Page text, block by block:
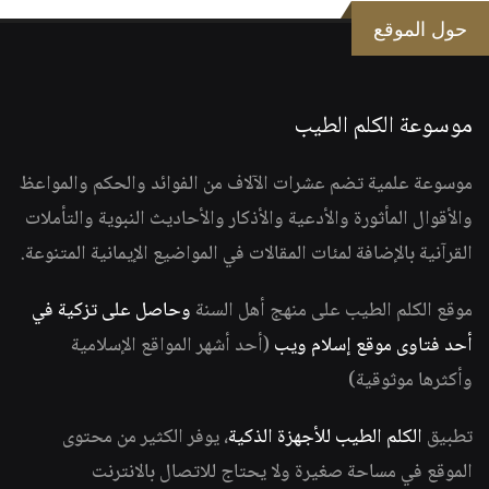
حول الموقع
موسوعة الكلم الطيب
موسوعة علمية تضم عشرات الآلاف من الفوائد والحكم والمواعظ
والأقوال المأثورة والأدعية والأذكار والأحاديث النبوية والتأملات
القرآنية بالإضافة لمئات المقالات في المواضيع الإيمانية المتنوعة.
موقع الكلم الطيب على منهج أهل السنة وحاصل على تزكية في
أحد فتاوى موقع إسلام ويب (أحد أشهر المواقع الإسلامية
وأكثرها موثوقية)
تطبيق الكلم الطيب للأجهزة الذكية، يوفر الكثير من محتوى
الموقع في مساحة صغيرة ولا يحتاج للاتصال بالانترنت